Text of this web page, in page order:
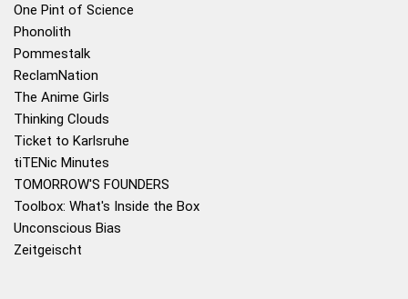
One Pint of Science
Phonolith
Pommestalk
ReclamNation
The Anime Girls
Thinking Clouds
Ticket to Karlsruhe
tiTENic Minutes
TOMORROW'S FOUNDERS
Toolbox: What's Inside the Box
Unconscious Bias
Zeitgeischt